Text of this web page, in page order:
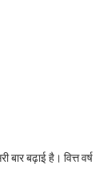
बढ़ाई है। वित्त वर्ष